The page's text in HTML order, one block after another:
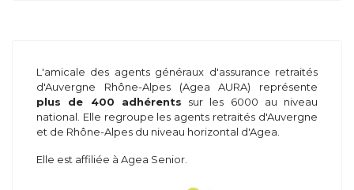
L'amicale des agents généraux d'assurance retraités
d'Auvergne Rhône-Alpes (Agea AURA) représente
plus de 400 adhérents sur les 6000 au niveau
national. Elle regroupe les agents retraités d'Auvergne
et de Rhône-Alpes du niveau horizontal d'Agea.
Elle est affiliée à Agea Senior.